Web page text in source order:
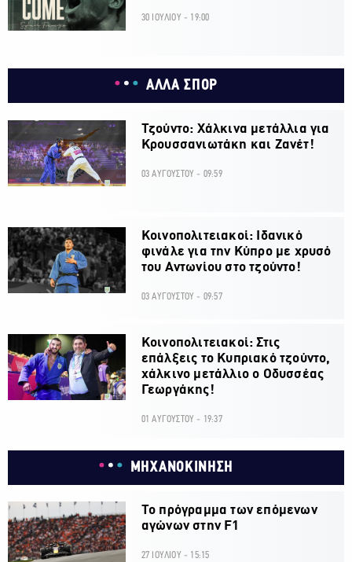
30 ΙΟΥΛΙΟΥ - 19:00
ΑΛΛΑ ΣΠΟΡ
Τζούντο: Χάλκινα μετάλλια για
Κρουσσανιωτάκη και Ζανέτ!
03 ΑΥΓΟΥΣΤΟΥ - 09:59
Κοινοπολιτειακοί: Ιδανικό
φινάλε για την Κύπρο με χρυσό
του Αντωνίου στο τζούντο!
03 ΑΥΓΟΥΣΤΟΥ - 09:57
Κοινοπολιτειακοί: Στις
επάλξεις το Κυπριακό τζούντο,
χάλκινο μετάλλιο ο Οδυσσέας
Γεωργάκης!
01 ΑΥΓΟΥΣΤΟΥ - 19:37
ΜΗΧΑΝΟΚΙΝΗΣΗ
Το πρόγραμμα των επόμενων
αγώνων στην F1
27 ΙΟΥΛΙΟΥ - 15:15